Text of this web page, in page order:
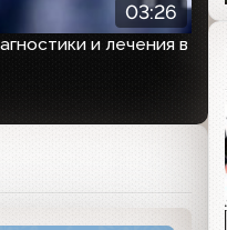
03:26
и лечения в